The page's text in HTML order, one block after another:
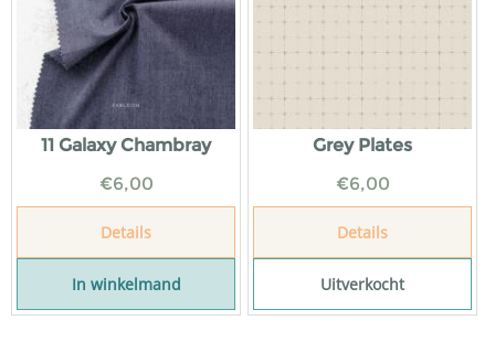
11 Galaxy Chambray
€6,00
Details
In winkelmand
Grey Plates
€6,00
Details
Uitverkocht